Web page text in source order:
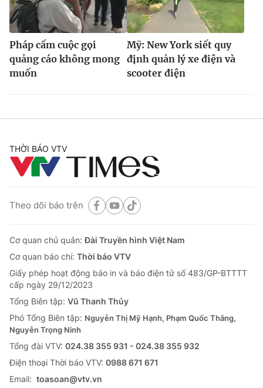
Pháp cấm cuộc gọi
quảng cáo không mong
muốn
Mỹ: New York siết quy
định quản lý xe điện và
scooter điện
THỜI BÁO VTV
Theo dõi báo trên
Cơ quan chủ quản:Đài Truyền hình Việt Nam
Cơ quan báo chí: Thời báo VTV
Giấy phép hoạt động báo in và báo điện tử số 483/GP-BTTTT
cấp ngày 29/12/2023
Tổng Biên tập: Vũ Thanh Thủy
Phó Tổng Biên tập: Nguyễn Thị Mỹ Hạnh, Phạm Quốc Thắng,
Nguyễn Trọng Ninh
Tổng đài VTV: 024.38 355 931 - 024.38 355 932
Ðiện thoại Thời báo VTV: 0988 671 671
Email: toasoan@vtv.vn